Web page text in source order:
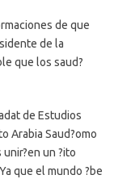
de que
de la
que los saud?
de Estudios
Arabia Saud?omo
unir?en un ?ito
que el mundo ?be